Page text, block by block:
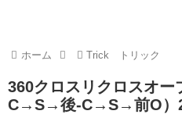
ホーム Trick トリック
360クロスリクロスオー
C→S→後-C→S→前O）2